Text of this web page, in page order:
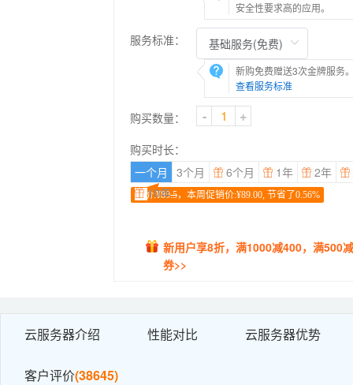
安全性要求高的应用。
服务标准：
新购免费赠送3次金牌服务
查看服务标准
购买数量： - +
购买时长：
一个月
原价:¥89.5，本周促销价:¥89.00, 节省了0.56%
3个月 6个月 1年
2年
10年
新用户享8折，满1000减400，满500
券>>
云服务器介绍 性能对比 云服务器优势
客户评价(38645)